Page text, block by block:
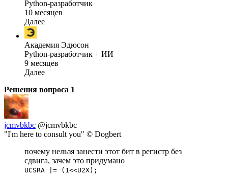
Python-разработчик
10 месяцев
Далее
Академия Эдюсон
Python-разработчик + ИИ
9 месяцев
Далее
Решения вопроса 1
jcmvbkbc @jcmvbkbc
"I'm here to consult you" © Dogbert
почему нельзя занести этот бит в регистр без
сдвига, зачем это придумано
UCSRA |= (1<<U2X);